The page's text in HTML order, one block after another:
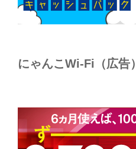
にゃんこWi-Fi（広告）